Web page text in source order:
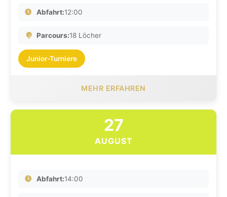
Abfahrt:12:00
Parcours:18 Löcher
Junior-Turniere
MEHR ERFAHREN
27
AUGUST
Abfahrt:14:00